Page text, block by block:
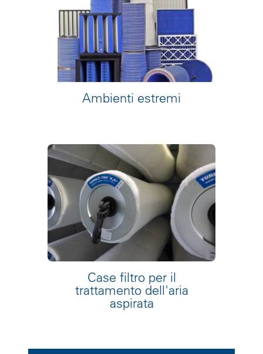
Ambienti estremi
Case filtro per il
trattamento dell'aria
aspirata